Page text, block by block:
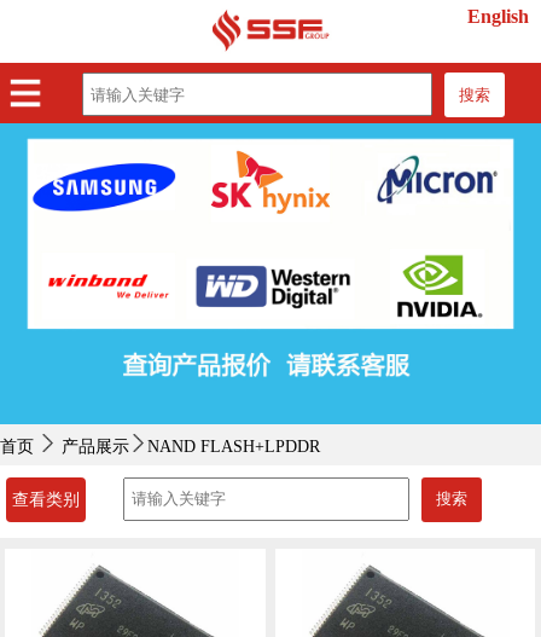
English
搜索
首页
产品展示
行业动态
首页 产品展示 NAND FLASH+LPDDR
查看类别 搜索